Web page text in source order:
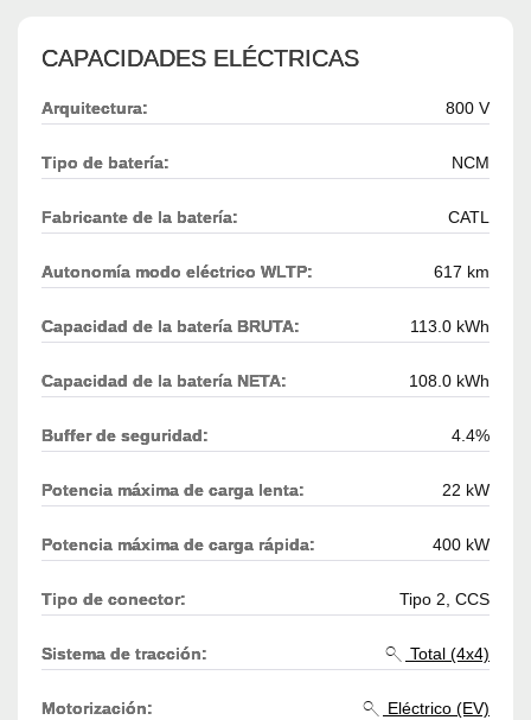
CAPACIDADES ELÉCTRICAS
Arquitectura: 800 V
Tipo de batería: NCM
Fabricante de la batería: CATL
Autonomía modo eléctrico WLTP: 617 km
Capacidad de la batería BRUTA: 113.0 kWh
Capacidad de la batería NETA: 108.0 kWh
Buffer de seguridad: 4.4%
Potencia máxima de carga lenta: 22 kW
Potencia máxima de carga rápida: 400 kW
Tipo de conector: Tipo 2, CCS
Sistema de tracción: Total (4x4)
Motorización: Eléctrico (EV)